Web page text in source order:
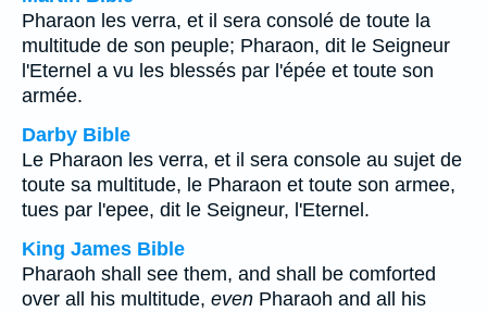
Pharaon les verra, et il sera consolé de toute la
multitude de son peuple; Pharaon, dit le Seigneur
l'Eternel a vu les blessés par l'épée et toute son
armée.
Darby Bible
Le Pharaon les verra, et il sera console au sujet de
toute sa multitude, le Pharaon et toute son armee,
tues par l'epee, dit le Seigneur, l'Eternel.
King James Bible
Pharaoh shall see them, and shall be comforted
over all his multitude, even Pharaoh and all his